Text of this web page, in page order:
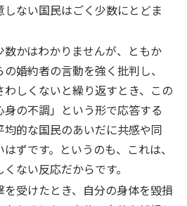
しない国民はごく少数にとどま
数かはわかりませんが、ともか
婚約者の言動を強く批判し、
わしくないと繰り返すとき、この
身の不調」という形で応答する
均的な国民のあいだに共感や同
ずです。というのも、これは、
ない反応だからです。
受けたとき、自分の身体を毀損